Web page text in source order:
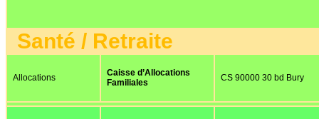
Santé / Retraite
Allocations
Caisse d’Allocations
Familiales
CS 90000 30 bd Bury